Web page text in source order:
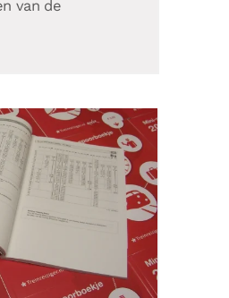
van de